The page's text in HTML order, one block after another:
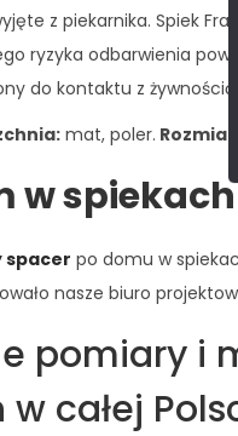
z piekarnika. Spiek
ryzyka odbarwienia
do kontaktu z
mat, poler. Rozmiar
w
spacer po domu w
nasze biuro
pomiary i
całej